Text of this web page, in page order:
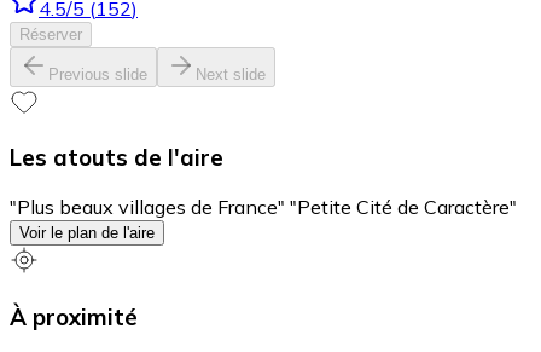
4.5/5 (152)
Réserver
Previous slide Next slide
Les atouts de l'aire
"Plus beaux villages de France" "Petite Cité de Caractère"
Voir le plan de l'aire
À proximité